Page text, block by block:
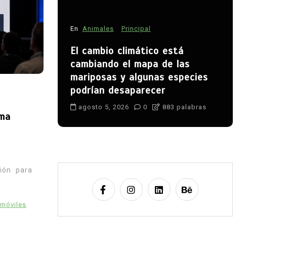
para
palabras
En Animales Principal
El cambio climático está
cambiando el mapa de las
mariposas y algunas especies
podrían desaparecer
agosto 5, 2026 0 883 palabras